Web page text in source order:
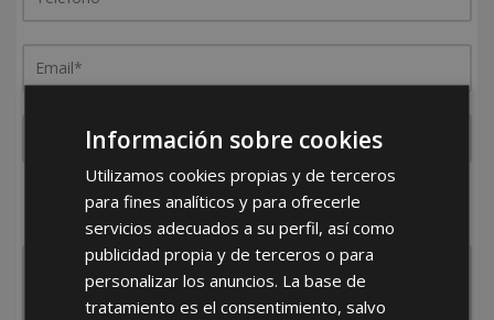
¿De dónde es la empresa?
España
Portugal Otros
Información sobre cookies
Utilizamos cookies propias y de terceros
para fines analíticos y para ofrecerle
servicios adecuados a su perfil, así como
publicidad propia y de terceros o para
personalizar los anuncios. La base de
tratamiento es el consentimiento, salvo